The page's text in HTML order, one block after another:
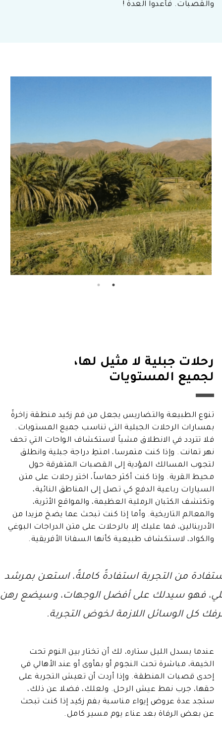
والقصبات. فأعدوا العدة !
رحلات جبلية لا مثيل لها،
لجميع المستويات
تنوع الطبيعة والتضاريس يجعل من فم زكيد منطقة زاخرةً
بمسارات الرحلات الجبلية التي تناسب جميع المستويات.
فلا تتردد في الانطلاق مشياً لاستكشاف الواحات التي تحف
نهر تمانت. وإذا كنت متمرسا، امتطِ دراجة جبلية وانطلق
لتجوب المسالك المؤدية إلى القصبات المتفرقة حول
محيط القرية. وإذا كنت أكثر حماساً، اختر رحلات على متن
السيارات رباعية الدفع كي تصل إلى المناطق النائية،
وتكتشف الكثبان الرملية العظيمة، والمواقع الأثرية،
والمعالم التاريخية. وأما إذا كنت تبحث عما يضخ مزيدا من
الأدرينالين، فما عليك إلا بالرحلات على متن الدراجات البوغي
والكواد، لاستكشاف طبيعية كأنها السفانا الأفريقية.
من التجربة استفادةً كاملةً، استعن بمرشد
فهو سيدلك على أفضل الوجهات، وسيضع رهن
كل الوسائل اللازمة لخوض التجربة.
عندما يسدل الليل ستاره، لك أن تختار بين النوم تحت
الخيمة، مباشرة تحت النجوم أو بمأوى أو عند الأهالي في
إحدى قصبات المنطقة. وإذا أردت أن تعيش التجربة على
حقها، جرب نمط عيش الرحل. ولعلك، فضلا عن ذلك،
ستجد عدة عروض إيواء مناسبة بفم زكيد إذا كنت تبحث
عن بعض الرفاة بعد عناء يوم مسير كامل.